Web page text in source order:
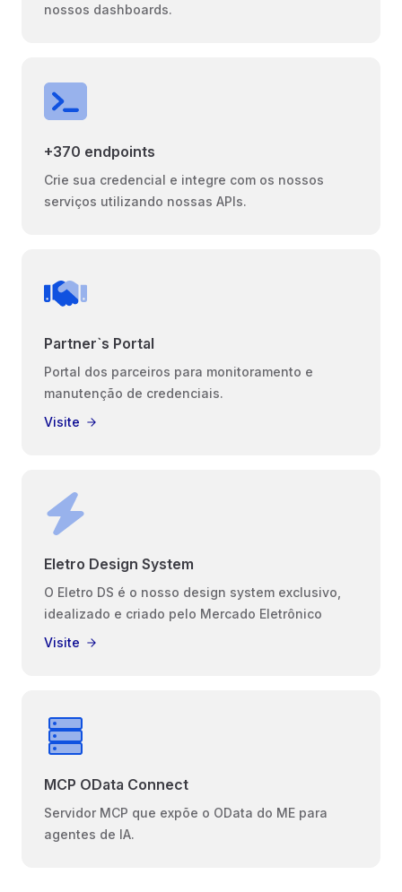
nossos dashboards.
+370 endpoints
Crie sua credencial e integre com os nossos
serviços utilizando nossas APIs.
Partner`s Portal
Portal dos parceiros para monitoramento e
manutenção de credenciais.
Visite
Eletro Design System
O Eletro DS é o nosso design system exclusivo,
idealizado e criado pelo Mercado Eletrônico
Visite
MCP OData Connect
Servidor MCP que expõe o OData do ME para
agentes de IA.